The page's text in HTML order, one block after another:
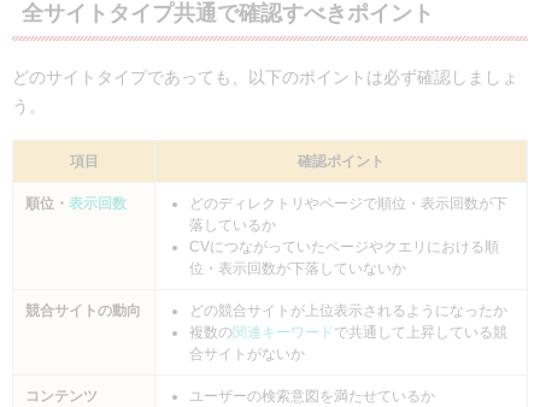
全サイトタイプ共通で確認すべきポイント
どのサイトタイプであっても、以下のポイントは必ず確認しましょ
う。
項目 確認ポイント
順位・ 表示回数
どのディレクトリやページで順位・表示回数が下
落しているか
CVにつながっていたページやクエリにおける順
位・表示回数が下落していないか
競合サイトの動向
どの競合サイトが上位表示されるようになったか
複数の関連キーワード で共通して上昇している競
合サイトがないか
コンテンツ
ユーザーの検索意図を満たせているか